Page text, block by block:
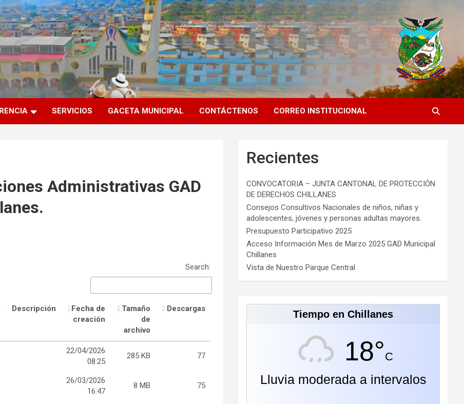
SERVICIOS GACETA MUNICIPAL CONTÁCTENOS CORREO INSTITUCIONAL
Administrativas GAD
Search:
Descripción
Fecha de
creación
Tamaño
de
archivo
Descargas
22/04/2026
08:25
285 KB 77
26/03/2026
16:47
8 MB 75
Recientes
CONVOCATORIA – JUNTA CANTONAL DE PROTECCIÓN
DE DERECHOS CHILLANES
Consejos Consultivos Nacionales de niños, niñas y
adolescentes, jóvenes y personas adultas mayores.
Presupuesto Participativo 2025
Acceso Información Mes de Marzo 2025 GAD Municipal
Chillanes
Vista de Nuestro Parque Central
Tiempo en Chillanes
18°C
Lluvia moderada a intervalos